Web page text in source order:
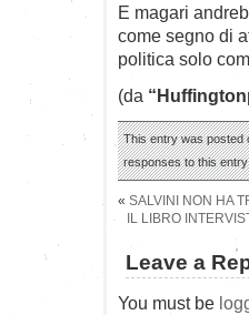
E magari
come segno di
politica solo
(da
This entry was posted
responses to this
« SALVINI NON HA
IL LIBRO
Leave a
You must be